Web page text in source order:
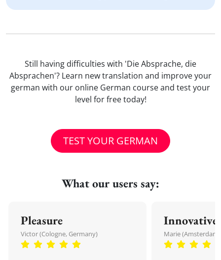
Still having difficulties with 'Die Absprache, die
Absprachen'? Learn new translation and improve your
german with our online German course and test your
level for free today!
TEST YOUR GERMAN
What our users say:
Pleasure
Victor (Cologne, Germany)
Innovative
Marie